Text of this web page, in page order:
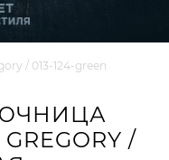
/ 013-124-green
/